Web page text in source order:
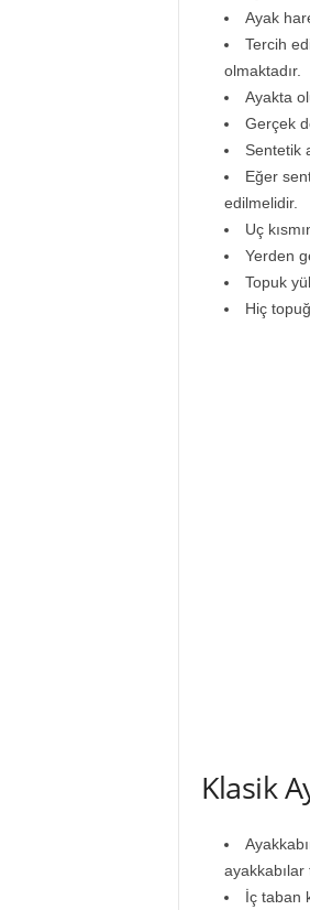
Ayak
Tercih
olmaktadır.
Ayakta
Gerçek
Sentetik
Eğer
edilmelidir.
Uç
Yerden
Topuk
Hiç
Klasik
ayakkabılar
İç taban